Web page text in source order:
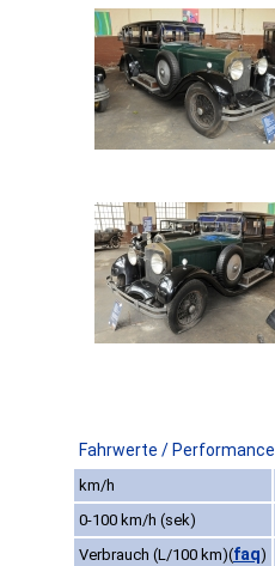
Fahrwerte / Performance
km/h
0-100 km/h (sek)
Verbrauch (L/100 km)(faq)